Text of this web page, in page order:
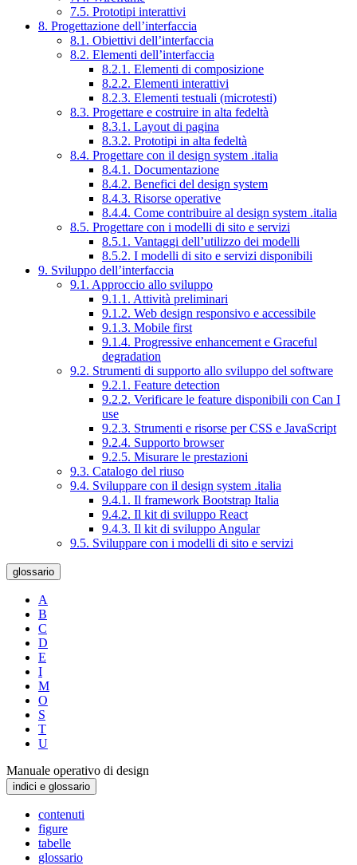
7.5. Prototipi interattivi
8. Progettazione dell’interfaccia
8.1. Obiettivi dell’interfaccia
8.2. Elementi dell’interfaccia
8.2.1. Elementi di composizione
8.2.2. Elementi interattivi
8.2.3. Elementi testuali (microtesti)
8.3. Progettare e costruire in alta fedeltà
8.3.1. Layout di pagina
8.3.2. Prototipi in alta fedeltà
8.4. Progettare con il design system .italia
8.4.1. Documentazione
8.4.2. Benefici del design system
8.4.3. Risorse operative
8.4.4. Come contribuire al design system .italia
8.5. Progettare con i modelli di sito e servizi
8.5.1. Vantaggi dell’utilizzo dei modelli
8.5.2. I modelli di sito e servizi disponibili
9. Sviluppo dell’interfaccia
9.1. Approccio allo sviluppo
9.1.1. Attività preliminari
9.1.2. Web design responsivo e accessibile
9.1.3. Mobile first
9.1.4. Progressive enhancement e Graceful
degradation
9.2. Strumenti di supporto allo sviluppo del software
9.2.1. Feature detection
9.2.2. Verificare le feature disponibili con Can I
use
9.2.3. Strumenti e risorse per CSS e JavaScript
9.2.4. Supporto browser
9.2.5. Misurare le prestazioni
9.3. Catalogo del riuso
9.4. Sviluppare con il design system .italia
9.4.1. Il framework Bootstrap Italia
9.4.2. Il kit di sviluppo React
9.4.3. Il kit di sviluppo Angular
9.5. Sviluppare con i modelli di sito e servizi
glossario
A
B
C
D
E
I
M
O
S
T
U
Manuale operativo di design
indici e glossario
contenuti
figure
tabelle
glossario